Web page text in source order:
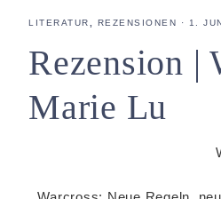
LITERATUR REZENSIONEN · 1.
Rezension |
Marie Lu